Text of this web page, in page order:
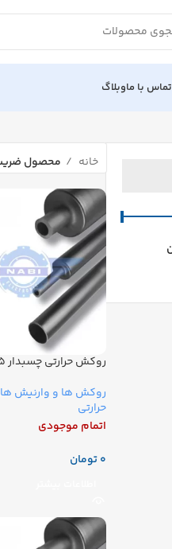
تماس با ماوبلاگ
خانه محصول
روکش حرارتی چسبدار ۱۲۵
روکش ها و وارنیش ها
حرارتی
اتمام موجودی
تومان